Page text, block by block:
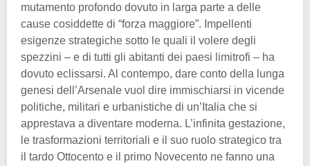
mutamento profondo dovuto in larga parte a delle
cause cosiddette di “forza maggiore”. Impellenti
esigenze strategiche sotto le quali il volere degli
spezzini – e di tutti gli abitanti dei paesi limitrofi – ha
dovuto eclissarsi. Al contempo, dare conto della lunga
genesi dell’Arsenale vuol dire immischiarsi in vicende
politiche, militari e urbanistiche di un’Italia che si
apprestava a diventare moderna. L’infinita gestazione,
le trasformazioni territoriali e il suo ruolo strategico tra
il tardo Ottocento e il primo Novecento ne fanno una